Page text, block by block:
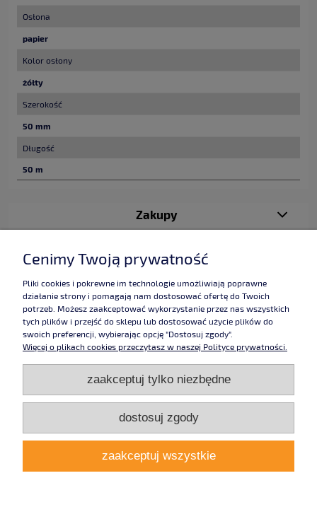
Osłona
papier
Kolor osłony
żółty
Szerokość
50 mm
Długość
50 m
Zakupy
Moje konto
Informacje
Użytkowanie sklepu oznacza zgodę na wykorzystywanie plików cookies.
Szczegółowe informacje wPolityce prywatności
taśmy klejące, taśmy
dwustronnie klejące, taśmy
jednostronne, taśma, proftape, taśma piankowa, taśma samochodowa,
klejące, dwustronnie klejące, jednostronnie klejące, taśmy samochodowe,
taśmy lohmann, taśmy proftape. Znajdź nas również na
Cenimy Twoją prywatność
Pliki cookies i pokrewne im technologie umożliwiają poprawne
działanie strony i pomagają nam dostosować ofertę do Twoich
potrzeb. Możesz zaakceptować wykorzystanie przez nas wszystkich
tych plików i przejść do sklepu lub dostosować użycie plików do
swoich preferencji, wybierając opcję "Dostosuj zgody".
Więcej o plikach cookies przeczytasz w naszej Polityce prywatności.
zaakceptuj tylko niezbędne
dostosuj zgody
zaakceptuj wszystkie